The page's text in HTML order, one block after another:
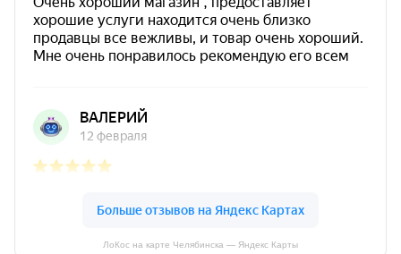
ЛоКос на карте Челябинска — Яндекс Карты